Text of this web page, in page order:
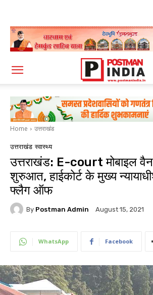
Home उत्तराखंड
उत्तराखंड स्वास्थ्य
उत्तराखंड: E-court मोबाइल
शुरुआत, हाईकोर्ट के मुख्य
फ्लैग ऑफ
By Postman Admin August 15, 2021
WhatsApp Facebook